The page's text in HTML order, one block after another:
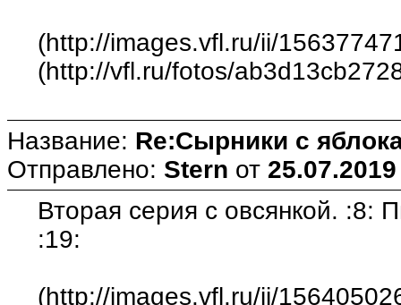
(http://images.vfl.ru/ii/
(http://vfl.ru/fotos/
Название: Re:Сырники с
Отправлено: Stern от
Вторая серия с овсянкой.
:19:
(http://images.vfl.ru/ii/